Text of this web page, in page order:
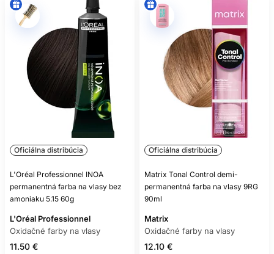
Oficiálna distribúcia
L'Oréal Professionnel INOA
permanentná farba na vlasy bez
amoniaku 5.15 60g
L'Oréal Professionnel
Oxidačné farby na vlasy
11.50 €
Oficiálna distribúcia
Matrix Tonal Control demi-
permanentná farba na vlasy 9RG
90ml
Matrix
Oxidačné farby na vlasy
12.10 €